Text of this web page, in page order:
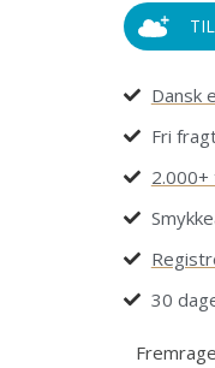
diamanter
antal
Dansk
Fri
30